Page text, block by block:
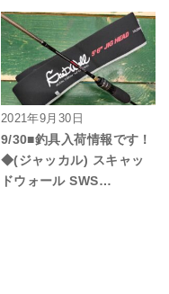
2021年9月30日
9/30■釣具入荷情報です！
◆(ジャッカル) スキャッ
ドウォール SWS…